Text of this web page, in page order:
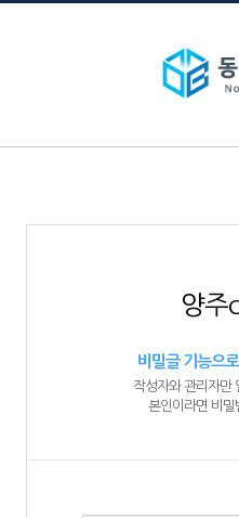
양주
비밀글 기능으
작성자와 관리자만
본인이라면 비밀